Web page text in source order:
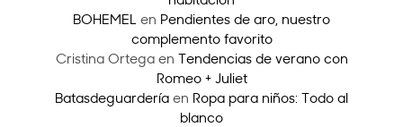
BOHEMEL en Pendientes de aro, nuestro
complemento favorito
Cristina Ortegaen Tendencias de verano con
Romeo + Juliet
Batasdeguardería en Ropa para niños: Todo al
blanco